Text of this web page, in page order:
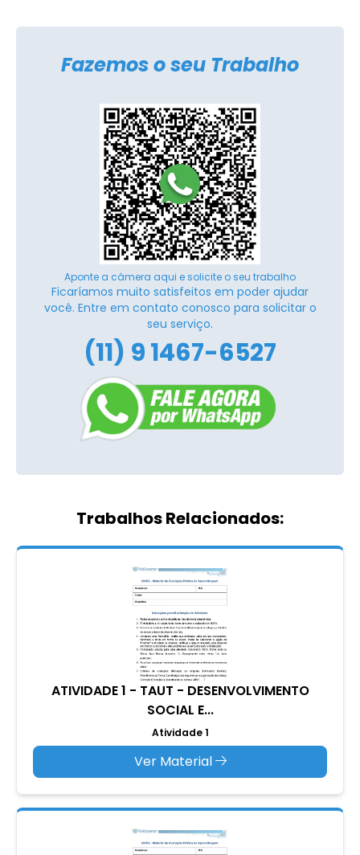
Fazemos o seu Trabalho
Aponte a câmera aqui e solicite o seu trabalho
Ficaríamos muito satisfeitos em poder ajudar
você. Entre em contato conosco para solicitar o
seu serviço.
(11) 9 1467-6527
Trabalhos Relacionados:
ATIVIDADE 1 - TAUT - DESENVOLVIMENTO
SOCIAL E...
Atividade 1
Ver Material